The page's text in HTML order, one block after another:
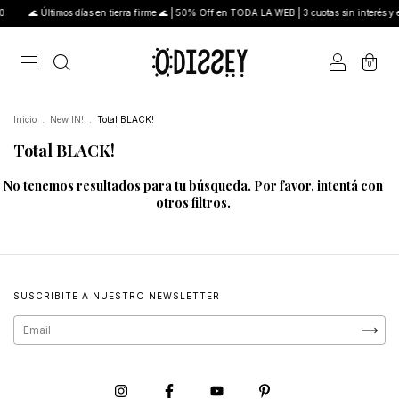
🌊 Últimos días en tierra firme 🌊 | 50% Off en TODA LA WEB | 3 cuotas sin interés y
0
Inicio New IN! Total BLACK!
Total BLACK!
No tenemos resultados para tu búsqueda. Por favor, intentá con
otros filtros.
SUSCRIBITE A NUESTRO NEWSLETTER